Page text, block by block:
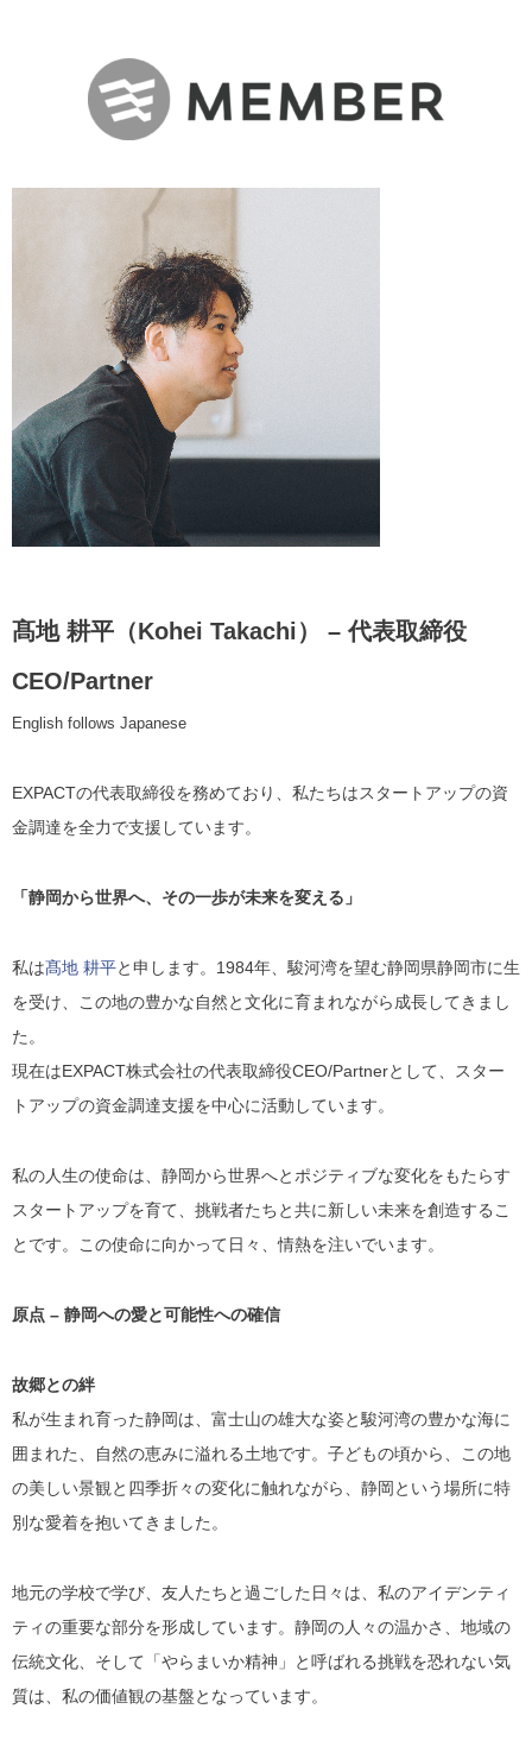
髙地 耕平（Kohei Takachi） – 代表取締役
CEO/Partner
English follows Japanese
EXPACTの代表取締役を務めており、私たちはスタートアップの資
金調達を全力で支援しています。
「静岡から世界へ、その一歩が未来を変える」
私は髙地 耕平と申します。1984年、駿河湾を望む静岡県静岡市に生
を受け、この地の豊かな自然と文化に育まれながら成長してきまし
た。
現在はEXPACT株式会社の代表取締役CEO/Partnerとして、スター
トアップの資金調達支援を中心に活動しています。
私の人生の使命は、静岡から世界へとポジティブな変化をもたらす
スタートアップを育て、挑戦者たちと共に新しい未来を創造するこ
とです。この使命に向かって日々、情熱を注いでいます。
原点 – 静岡への愛と可能性への確信
故郷との絆
私が生まれ育った静岡は、富士山の雄大な姿と駿河湾の豊かな海に
囲まれた、自然の恵みに溢れる土地です。子どもの頃から、この地
の美しい景観と四季折々の変化に触れながら、静岡という場所に特
別な愛着を抱いてきました。
地元の学校で学び、友人たちと過ごした日々は、私のアイデンティ
ティの重要な部分を形成しています。静岡の人々の温かさ、地域の
伝統文化、そして「やらまいか精神」と呼ばれる挑戦を恐れない気
質は、私の価値観の基盤となっています。